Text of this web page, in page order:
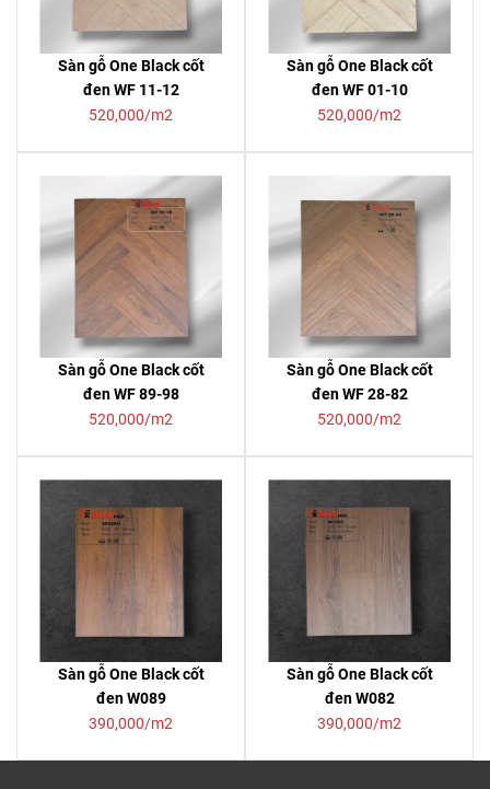
Sàn gỗ One Black cốt
đen WF 11-12
520,000/m2
Sàn gỗ One Black cốt
đen WF 01-10
520,000/m2
Sàn gỗ One Black cốt
đen WF 89-98
520,000/m2
Sàn gỗ One Black cốt
đen WF 28-82
520,000/m2
Sàn gỗ One Black cốt
đen W089
390,000/m2
Sàn gỗ One Black cốt
đen W082
390,000/m2